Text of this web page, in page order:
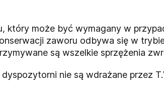
który może być wymagany w
zaworu odbywa się w
są wszelkie sprzężenia
nie są wdrażane przez